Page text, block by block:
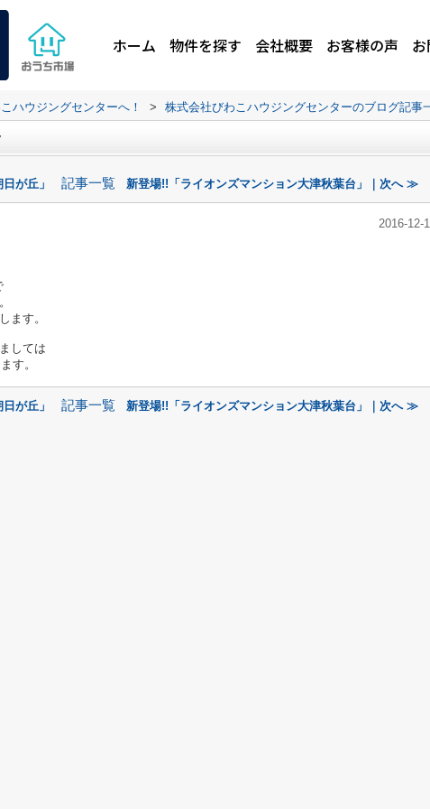
ホーム 物件を探す 会社概要 お客様の声
ハウジングセンターへ！ > 株式会社びわこハウジングセンターのブログ記事
が丘」 記事一覧 新登場!!「ライオンズマンション大津秋葉台」｜次へ ≫
2016-12-
ます。
しては
す。
が丘」 記事一覧 新登場!!「ライオンズマンション大津秋葉台」｜次へ ≫